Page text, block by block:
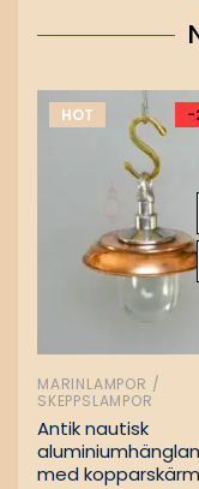
HOT -
MARINLAMPOR /
SKEPPSLAMPOR
Antik nautisk
med kopparskärm